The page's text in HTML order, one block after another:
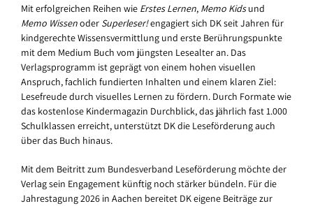
Mit erfolgreichen Reihen wie Erstes Lernen, Memo Kidsund
Memo Wissenoder Superleser!engagiert sich DK seit Jahren für
kindgerechte Wissensvermittlung und erste Berührungspunkte
mit dem Medium Buch vom jüngsten Lesealter an. Das
Verlagsprogramm ist geprägt von einem hohen visuellen
Anspruch, fachlich fundierten Inhalten und einem klaren Ziel:
Lesefreude durch visuelles Lernen zu fördern. Durch Formate wie
das kostenlose Kindermagazin Durchblick, das jährlich fast 1.000
Schulklassen erreicht, unterstützt DK die Leseförderung auch
über das Buch hinaus.
Mit dem Beitritt zum Bundesverband Leseförderung möchte der
Verlag sein Engagement künftig noch stärker bündeln. Für die
Jahrestagung 2026 in Aachen bereitet DK eigene Beiträge zur